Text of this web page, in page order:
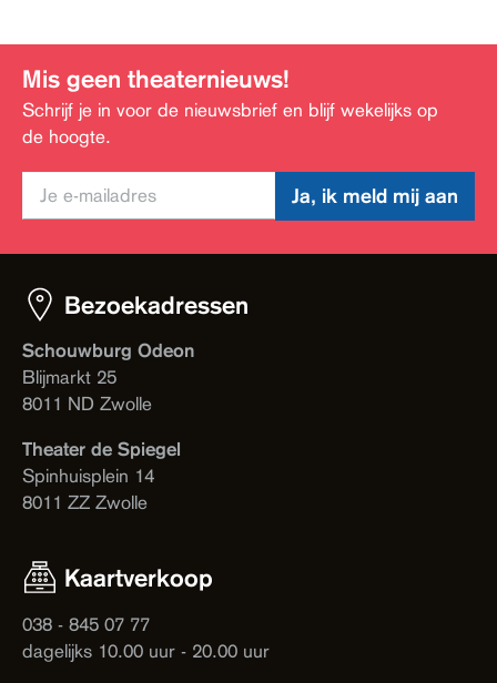
Mis geen theaternieuws!
Schrijf je in voor de nieuwsbrief en blijf wekelijks op
de hoogte.
Ja, ik meld mij aan
Bezoekadressen
Schouwburg Odeon
Blijmarkt 25
8011 ND Zwolle
Theater de Spiegel
Spinhuisplein 14
8011 ZZ Zwolle
Kaartverkoop
038 - 845 07 77
dagelijks 10.00 uur - 20.00 uur